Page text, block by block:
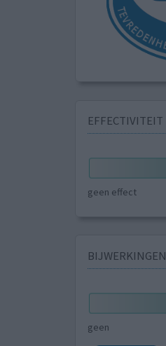
EFFECTIVITEIT
geen effect
BIJWERKINGEN
geen